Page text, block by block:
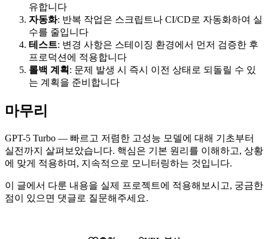
유합니다
자동화: 반복 작업은 스크립트나 CI/CD로 자동화하여 실
수를 줄입니다
테스트: 변경 사항은 스테이징 환경에서 먼저 검증한 후
프로덕션에 적용합니다
롤백 계획 : 문제 발생 시 즉시 이전 상태로 되돌릴 수 있
는 계획을 준비합니다
마무리
GPT-5 Turbo — 빠르고 저렴한 고성능 모델에 대해 기초부터
실전까지 살펴보았습니다. 핵심은 기본 원리를 이해하고, 상황
에 맞게 적용하며, 지속적으로 모니터링하는 것입니다.
이 글에서 다룬 내용을 실제 프로젝트에 적용해보시고, 궁금한
점이 있으면 댓글로 질문해주세요.